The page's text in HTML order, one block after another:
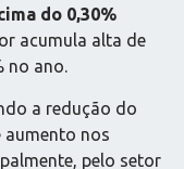
do 0,30%
acumula alta de
no ano.
a redução do
aumento nos
pelo setor